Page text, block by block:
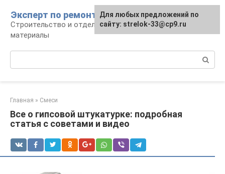
контенту
Эксперт по ремонту
Строительство и отделка: работы и
материалы
Главная » Смеси
Все о гипсовой штукатурке: подробная
статья с советами и видео
Для любых предложений по
сайту: strelok-33@cp9.ru
Для любых предложений по
сайту: strelok-33@cp9.ru